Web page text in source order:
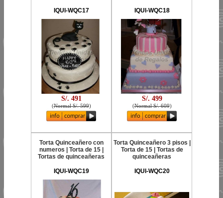
IQUI-WQC17
S/. 491
(Normal S/. 599)
IQUI-WQC18
S/. 499
(Normal S/. 609)
Torta Quinceañero con
numeros | Torta de 15 |
Tortas de quinceañeras
IQUI-WQC19
Torta Quinceañero 3 pisos |
Torta de 15 | Tortas de
quinceañeras
IQUI-WQC20